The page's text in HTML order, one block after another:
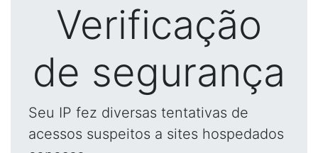
Verificação
de segurança
Seu IP fez diversas tentativas de
acessos suspeitos a sites hospedados